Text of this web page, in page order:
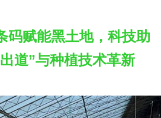
码赋能黑土地，科技助
道”与种植技术革新